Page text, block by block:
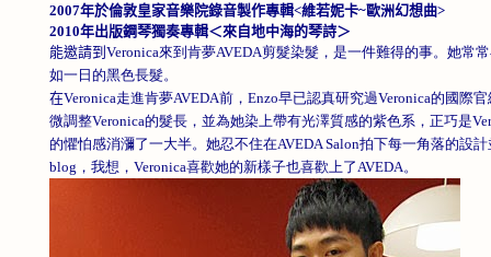
2007年於倫敦皇家音樂院錄音製作專輯<維若妮卡~歐洲幻想曲>
2010年出版鋼琴獨奏專輯＜來自地中海的琴詩＞
能邀請到 Veronica來到肯夢AVEDA剪髮染髮，是一件難得的事。她常
如一日的黑色長髮。
在Veronica走進肯夢AVEDA前，Enzo早已認真研究過Veronica的國際
微調整Veronica的髮長，並為她染上帶有光澤質感的紫色系，正巧是
的懼怕感消瀰了一大半。她忍不住在AVEDA Salon拍下每一角落的設
blog，我想，Veronica喜歡她的新樣子也喜歡上了AVEDA。